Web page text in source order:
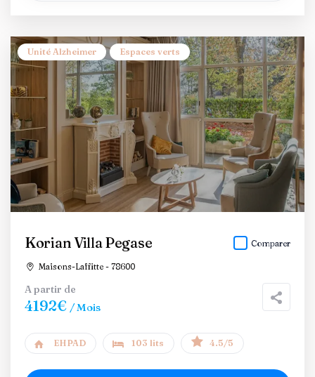
Unité Alzheimer Espaces verts
Korian Villa Pegase
Maisons-Laffitte - 78600
Comparer
A partir de
4192€ / Mois
EHPAD 103 lits 4.5/5